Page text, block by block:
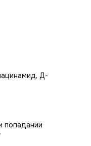
Д-
попадании